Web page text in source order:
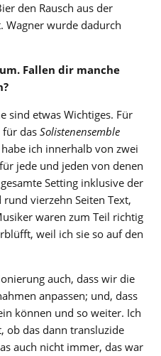
den Rausch aus der
wurde dadurch
Fallen dir manche
sind etwas Wichtiges. Für
für das Solistenensemble
ich innerhalb von zwei
jede und jeden von denen
Setting inklusive der
vierzehn Seiten Text,
waren zum Teil richtig
weil ich sie so auf den
auch, dass wir die
anpassen; und, dass
können und so weiter. Ich
ob das dann transluzide
auch nicht immer, das war